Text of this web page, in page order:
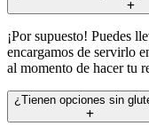
¡Por supuesto! Puedes
encargamos de servirlo
al momento de hacer tu
¿Tienen opciones sin